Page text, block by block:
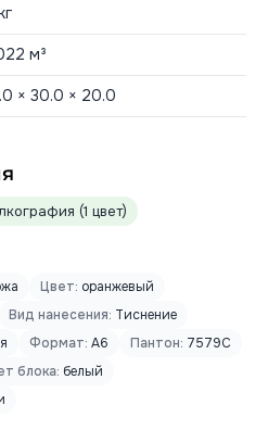
м³
× 30.0 × 20.0
(1 цвет)
Цвет: оранжевый
Вид нанесения: Тиснение
Формат: А6 Пантон: 7579C
блока: белый